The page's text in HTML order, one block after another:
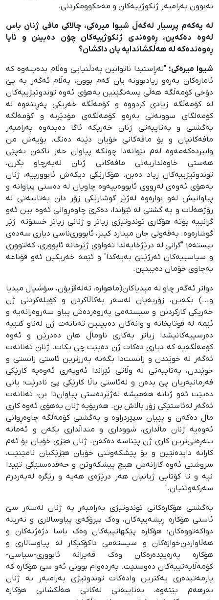
نەبوون بەرامبەر ژنکوژییەکان و مەحکوومکردنی.
لە یەکەم پرسیار لەگەڵ شیوا میرەکی، چالاکی مافی ژنان باس
لەوە دەکەین، ڕەوەندی ژنکوژییەکان چۆن دەبینن و ئایا
ڕەوەندەکە لە هەڵکشاندایە یان داکشان؟
شیوا میرەکی؛ "لەڕاستیدا ناتوانین بەدڵنیایی وەڵام بدەینەوە کە
ئامارەکان بەرەو زیادبوونە یان کەم بوون، بەڵام ئەگەر بە پێ
دۆخی کۆمەڵگە هەڵی بسەنگێنین بەهۆی ئەوە توندوتیژییەکان
لە کۆمەڵگە زیادی کردووە و کۆمەڵگە خەریکی پەڕینەوە لە
کۆمەلگای سوونەتی بەرەو کۆمەڵگەی مۆدێرنە و کۆمەڵگە
بەگشتی و بەتایبەتی ژنان خەریکە ئاگا دەبنەوە بەرامبەر
مافەکانیان و بۆ مافەکانی خۆیان دێنە دەنگ. بۆیەش من
وابیردەکەمەوە لەم نێوانەدا چونکە پیاوان حەز ناکەن بەپێی
هەستی خاوەنداریەتی مافەکانی ژنان لەبەرچاو بگرن،
توندوتیژییەکان زیاد دەبن. هۆکارێکی دیکەش ئابوورییە، ژنان
بەهۆی ئەوەی لەڕووی ئابووەییەوە چاویان لە دەستی پیاوانە و
پیاوانیش لەو بوارەوە لەژێر گوشارێکی زۆر دان بەتایبەتی لە
رۆژهەڵات و بە گشتی لە ئێراندا، دەکرێ چاوەڕوانی ئەوە بین ئەو
گرانییە بۆتە هۆکاری توندوتیژی زیاتر و ژنانی زیاتر خستۆتە ژێر
گوشارەوە. بەقەولی جان مینارد کینز، ئابووری‌ناسی دیاری سەدەی
بیستەم؛ "گرانی لە درێژخایەندا تەواوی ژێرخانە ئابووری، کەلتووری
و سیاسییەکان ئەرژێنێ بەیەکدا" و ئێمە خەریکین ئەو قۆناغە
بەچاوی خۆمان دەبینین.
دواتر ئەگەر چاو لە میدیاکان(ماهوارە، تەلەڤزیۆن، سۆشیال میدیا
و...) بکەین، زۆربەیان لەسەر بەکاڵاکردن و کۆیلەکردنی ژن
خەریکی کارکردنن و سیستەمی پەروەردەش پیاو سەروەرانەیە و
ئێمە لە قوتابخانە و وانەکان دەبینین تەنانەت ژن لەناو کتێبە
دەرسییەکانیشدا زیاتر بەکاری ناوماڵ هان دەدرێن و ئەوە
کۆمەڵگەیە کە دیاری دەکات ژن دەبێت چی بکات. ژنان تەنانەت
ئەگەر لە خوێندن و زانست‌دا بگەنە بەرزترین ئاستی زانستی و
خوێندن، بەتایبەتی لە وڵاتی ئێراندا ئەوپەری ئەوەیە کارێکی
فەرمانبەریان پێ بدەن و لەئاستی باڵا کارێکی پێ نادرێت؛ یانی
دەبێت ئەو ژنانە هەمیشە لەژێردەستی پیاوان‌دا بن، تەنانەت
ئەگەر لەئاستێکی زۆر باڵاش بن. هەربۆیە ژنان بەهۆی ئەوە کاری
ماڵ دەکەن و پێیان سپێردراوە و بەگشتی کۆمەڵگە چاوەڕوانی
ئەوەیە ژنان ماڵداری، شووداری و منداڵداری بکەن و ئەمانە
بنەڕەتی‌ترین کاری ژن پێناسە دەکەن. ژنان هێزی خۆیان بۆ ئەم
کارانە دایدەنێین و بۆ پێشکەوتنی خۆیان هێزێکیان نامێنێت،
سروشتی ئەوە کارانەش هیچ پیشکەوتن و حەقدەستێکی تێیدا
نیە و تا کۆتایی ژیانیان هەر درێژەی هەیە و رێگرە لەبەردرم
سەرکەوتنیان."
بەگشتی هۆکارەکانی توندوتیژی بەرامبەر بە ژنان لەسەر سێ
ئاستی هۆکارە ڕیشەییەکان، وەک بیرۆکەی پیاوسالاری و نەریتە
دواکەتووەکان؛ هۆکارە پێکهاتییەکان وەک یاسا دژەژنەکان و
هەڵاواردن‌خوازەکان و سیستەمی داکۆکیکار لە پیاوسالاری و
هۆکارە پەرەپێدەرەکان وەک قەیرانە ئابووری-سیاسی-
کۆمەڵایەتییەکان دەوستێت. بەردەوام بوونی ئەو سێ هۆکارە کە
یارمەتیدەری یەکترین وادەکات توندوتیژی بەرامبەر بە ژنان
بەرهەم بێتەوە، بەتایبەتی لەکاتی هەڵکشانی هۆکارە